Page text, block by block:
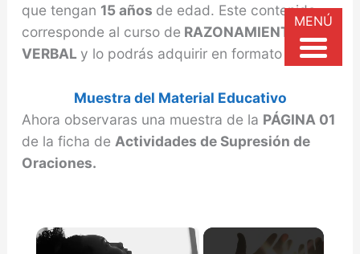
que tengan 15 años de edad. Este contenido
corresponde al curso de RAZONAMIENTO
VERBAL y lo podrás adquirir en formatoPDF.
Muestra del Material Educativo
Ahora observaras una muestra de la PÁGINA 01
de la ficha de Actividades de Supresión de
Oraciones.
×
MENÚ